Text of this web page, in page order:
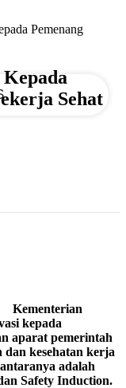
Pemenang
Sehat
kepada
aparat pemerintah
dan kesehatan kerja
adalah
Safety Induction.